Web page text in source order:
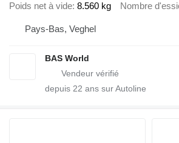
Poids net à vide 8.560 kg Nombre
Pays-Bas, Veghel
BAS World
depuis 22 ans sur Autoline